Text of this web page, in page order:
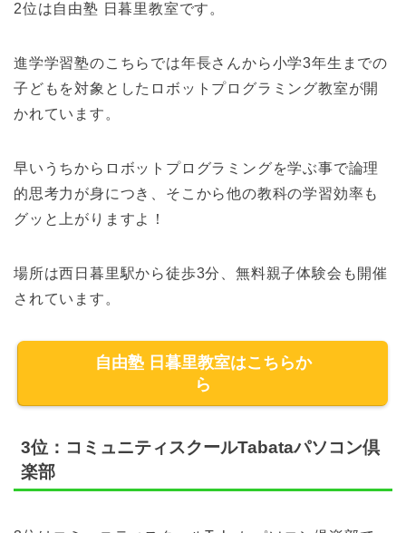
2位は自由塾 日暮里教室です。
進学学習塾のこちらでは年長さんから小学3年生までの
子どもを対象としたロボットプログラミング教室が開
かれています。
早いうちからロボットプログラミングを学ぶ事で論理
的思考力が身につき、そこから他の教科の学習効率も
グッと上がりますよ！
場所は西日暮里駅から徒歩3分、無料親子体験会も開催
されています。
自由塾 日暮里教室はこちらか
ら
3位：コミュニティスクールTabataパソコン倶
楽部